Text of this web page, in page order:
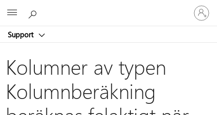
Support
Logga
in
på
konto
Kolumner av typen
Kolumnberäkning